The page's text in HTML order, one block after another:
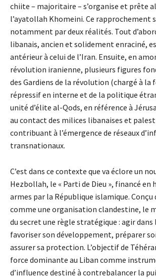
chiite – majoritaire – s’organise et prête
l’ayatollah Khomeini. Ce rapprochement
notamment par deux réalités. Tout
libanais, ancien et solidement enraciné,
antérieur à celui de l’Iran. Ensuite, en
révolution iranienne, plusieurs figures
des Gardiens de la révolution (chargé à la
répressif en interne et de la politique
unité d’élite al-Qods, en référence à
au contact des milices libanaises et
contribuant à l’émergence de réseaux
transnationaux.
C’est dans ce contexte que va éclore un
Hezbollah, le « Parti de Dieu », financé en
armes par la République islamique. Conçu
comme une organisation clandestine, le
du secret une règle stratégique : agir dans
favoriser son développement, préparer
assurer sa protection. L’objectif de
force dominante au Liban comme
d’influence destiné à contrebalancer la